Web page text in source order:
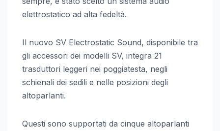
elettrostatico ad alta fedeltà.
Il nuovo SV Electrostatic Sound, disponibile tra
gli accessori dei modelli SV, integra 21
trasduttori leggeri nei poggiatesta, negli
schienali dei sedili e nelle posizioni degli
altoparlanti.
Questi sono supportati da cinque altoparlanti